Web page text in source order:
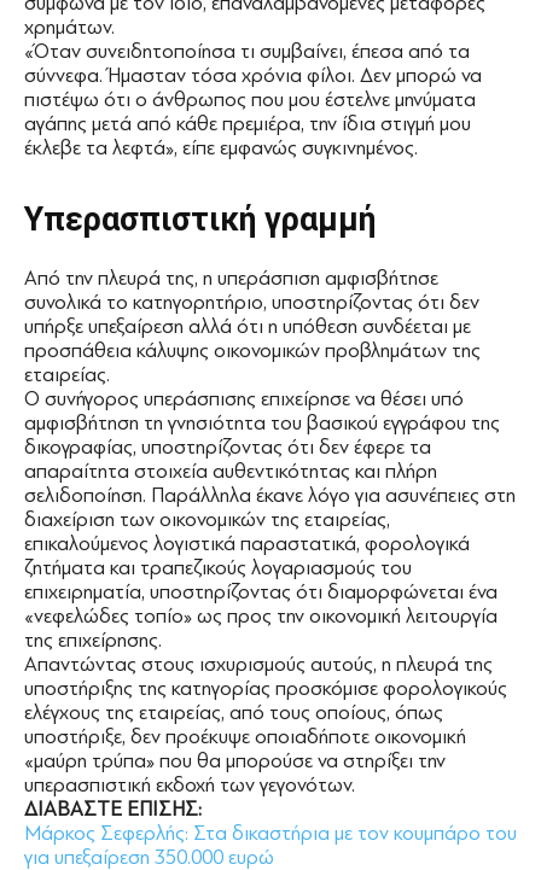
χρημάτων.
«Όταν συνειδητοποίησα τι συμβαίνει, έπεσα από τα
σύννεφα. Ήμασταν τόσα χρόνια φίλοι. Δεν μπορώ να
πιστέψω ότι ο άνθρωπος που μου έστελνε μηνύματα
αγάπης μετά από κάθε πρεμιέρα, την ίδια στιγμή μου
έκλεβε τα λεφτά», είπε εμφανώς συγκινημένος.
Υπερασπιστική γραμμή
Από την πλευρά της, η υπεράσπιση αμφισβήτησε
συνολικά το κατηγορητήριο, υποστηρίζοντας ότι δεν
υπήρξε υπεξαίρεση αλλά ότι η υπόθεση συνδέεται με
προσπάθεια κάλυψης οικονομικών προβλημάτων της
εταιρείας.
Ο συνήγορος υπεράσπισης επιχείρησε να θέσει υπό
αμφισβήτηση τη γνησιότητα του βασικού εγγράφου της
δικογραφίας, υποστηρίζοντας ότι δεν έφερε τα
απαραίτητα στοιχεία αυθεντικότητας και πλήρη
σελιδοποίηση. Παράλληλα έκανε λόγο για ασυνέπειες στη
διαχείριση των οικονομικών της εταιρείας,
επικαλούμενος λογιστικά παραστατικά, φορολογικά
ζητήματα και τραπεζικούς λογαριασμούς του
επιχειρηματία, υποστηρίζοντας ότι διαμορφώνεται ένα
«νεφελώδες τοπίο» ως προς την οικονομική λειτουργία
της επιχείρησης.
Απαντώντας στους ισχυρισμούς αυτούς, η πλευρά της
υποστήριξης της κατηγορίας προσκόμισε φορολογικούς
ελέγχους της εταιρείας, από τους οποίους, όπως
υποστήριξε, δεν προέκυψε οποιαδήποτε οικονομική
«μαύρη τρύπα» που θα μπορούσε να στηρίξει την
υπερασπιστική εκδοχή των γεγονότων.
ΔΙΑΒΑΣΤΕ ΕΠΙΣΗΣ:
Μάρκος Σεφερλής: Στα δικαστήρια με τον κουμπάρο του
για υπεξαίρεση 350.000 ευρώ